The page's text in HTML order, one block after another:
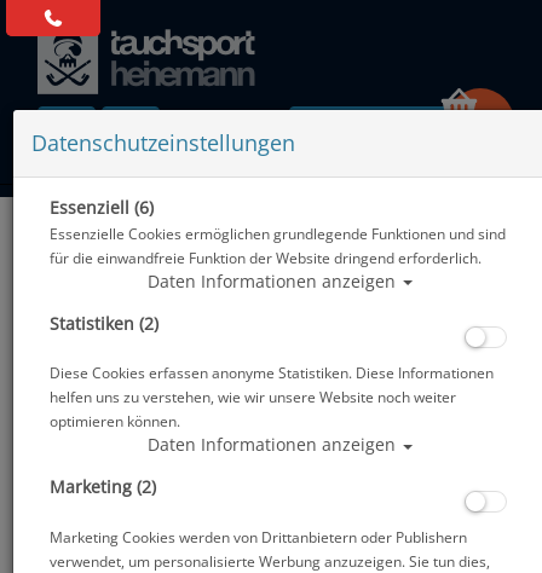
Alle Artikel zeigen aus: Abverkauf
Datenschutzeinstellungen
Essenziell (6)
Essenzielle Cookies ermöglichen grundlegende Funktionen und sind
für die einwandfreie Funktion der Website dringend erforderlich.
Daten Informationen anzeigen
Statistiken (2)
Diese Cookies erfassen anonyme Statistiken. Diese Informationen
helfen uns zu verstehen, wie wir unsere Website noch weiter
optimieren können.
Daten Informationen anzeigen
Marketing (2)
Marketing Cookies werden von Drittanbietern oder Publishern
verwendet, um personalisierte Werbung anzuzeigen. Sie tun dies,